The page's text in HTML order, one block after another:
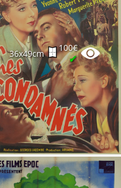
36x49cm
100€
✔